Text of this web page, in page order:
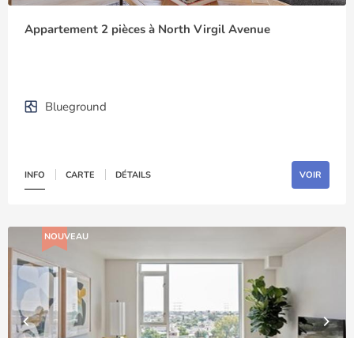
Appartement 2 pièces à North Virgil Avenue
Blueground
INFO CARTE DÉTAILS VOIR
NOUVEAU